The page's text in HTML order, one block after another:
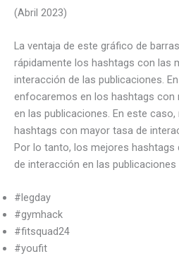
(Abril 2023)
La ventaja de este gráfico de
rápidamente los hashtags con las
interacción de las publicaciones.
enfocaremos en los hashtags con
en las publicaciones. En este
hashtags con mayor tasa de
Por lo tanto, los mejores hashtags
de interacción en las
#legday
#gymhack
#fitsquad24
#youfit